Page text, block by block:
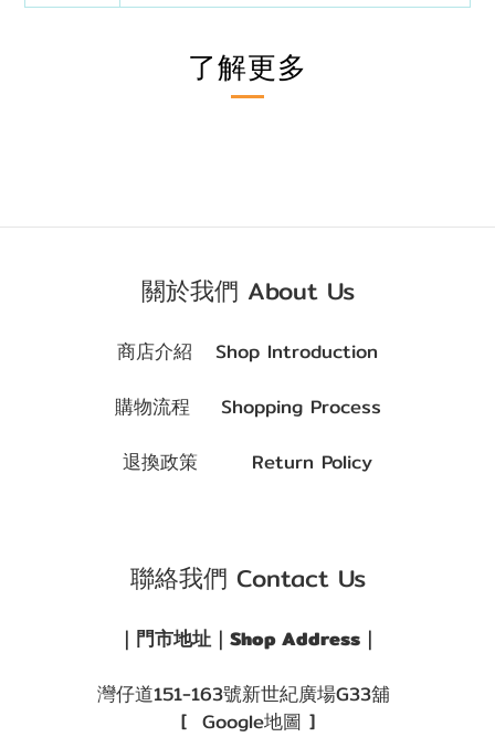
了解更多
關於我們 About Us
商店介紹 Shop Introduction
購物流程 Shopping Process
退換政策 Return Policy
聯絡我們 Contact Us
｜門市地址｜Shop Address｜
灣仔道151-163號新世紀廣場G33舖
[ Google地圖 ]